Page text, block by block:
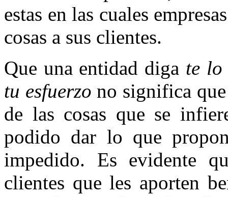
estas en las cuales
cosas a sus clientes.
Que una entidad diga te lo
tu esfuerzo no significa
de las cosas que se
podido dar lo que
impedido. Es evidente
clientes que les aporten